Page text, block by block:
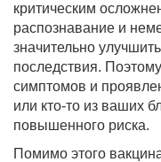
критическим
распознавание и
значительно
последствия.
симптомов и
или кто-то из ваших
повышенного риска.
Помимо этого